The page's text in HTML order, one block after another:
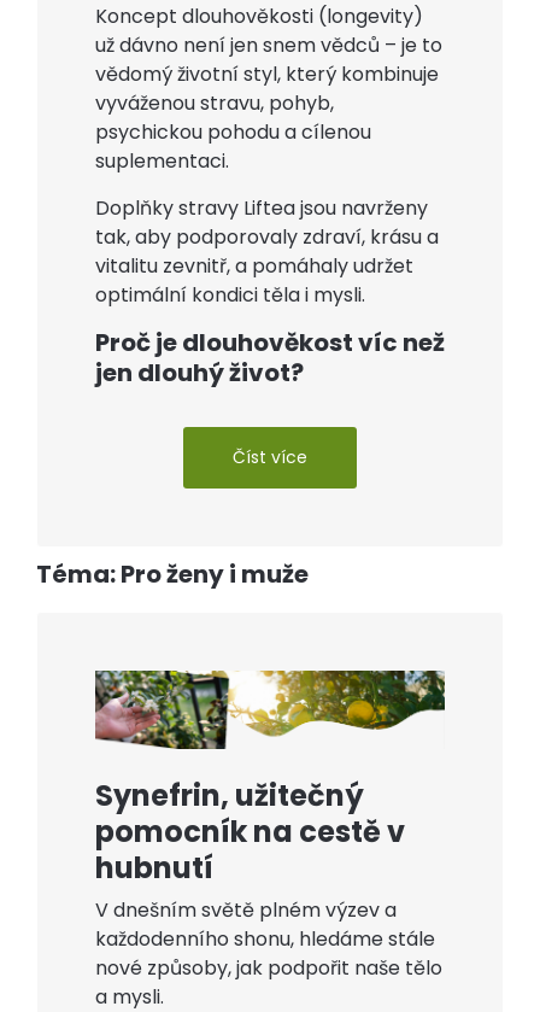
Koncept dlouhověkosti (longevity)
už dávno není jen snem vědců – je to
vědomý životní styl, který kombinuje
vyváženou stravu, pohyb,
psychickou pohodu a cílenou
suplementaci.
Doplňky stravy Liftea jsou navrženy
tak, aby podporovaly zdraví, krásu a
vitalitu zevnitř, a pomáhaly udržet
optimální kondici těla i mysli.
Proč je dlouhověkost víc než
jen dlouhý život?
Číst více
Téma: Pro ženy i muže
Synefrin, užitečný
pomocník na cestě v
hubnutí
V dnešním světě plném výzev a
každodenního shonu, hledáme stále
nové způsoby, jak podpořit naše tělo
a mysli.